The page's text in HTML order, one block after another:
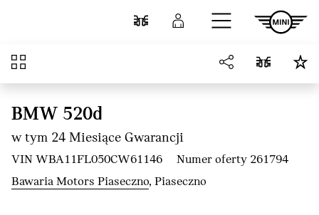
Przejdź do głównej treści
Porównaj Zaloguj się
Przegląd
BMW 520d
w tym 24 Miesiące Gwarancji
VIN WBA11FL050CW61146
Numer oferty 261794
Bawaria Motors Piaseczno, Piaseczno